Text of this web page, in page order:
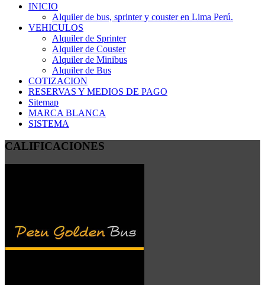
INICIO
Alquiler de bus, sprinter y couster en Lima Perú.
VEHICULOS
Alquiler de Sprinter
Alquiler de Couster
Alquiler de Minibus
Alquiler de Bus
COTIZACION
RESERVAS Y MEDIOS DE PAGO
Sitemap
MARCA BLANCA
SISTEMA
CALIFICACIONES